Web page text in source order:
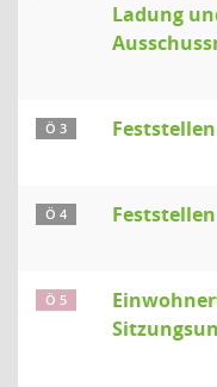
Ladung
Ö 3
Ö 4
Ö 5